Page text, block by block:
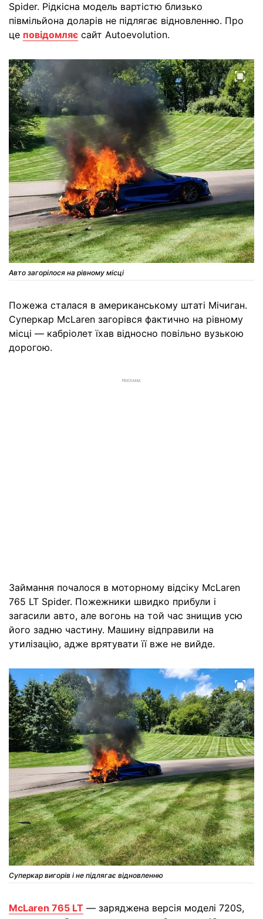
Spider. Рідкісна модель вартістю близько
півмільйона доларів не підлягає відновленню. Про
це повідомляє сайт Autoevolution.
Авто загорілося на рівному місці
Пожежа сталася в американському штаті Мічиган.
Суперкар McLaren загорівся фактично на рівному
місці — кабріолет їхав відносно повільно вузькою
дорогою.
РЕКЛАМА
Займання почалося в моторному відсіку McLaren
765 LT Spider. Пожежники швидко прибули і
загасили авто, але вогонь на той час знищив усю
його задню частину. Машину відправили на
утилізацію, адже врятувати її вже не вийде.
Суперкар вигорів і не підлягає відновленню
McLaren 765 LT — заряджена версія моделі 720S,